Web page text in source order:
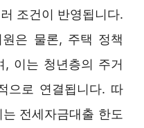
조건이 반영됩니다.
은 물론, 주택 정책
, 이는 청년층의 주거
으로 연결됩니다. 따
전세자금대출 한도